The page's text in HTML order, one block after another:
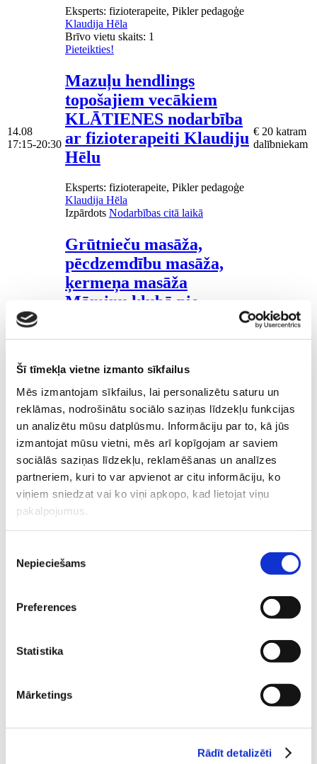
Šī tīmekļa vietne izmanto sīkfailus
Mēs izmantojam sīkfailus, lai personalizētu saturu un
reklāmas, nodrošinātu sociālo saziņas līdzekļu funkcijas
un analizētu mūsu datplūsmu. Informāciju par to, kā jūs
izmantojat mūsu vietni, mēs arī kopīgojam ar saviem
sociālās saziņas līdzekļu, reklamēšanas un analīzes
partneriem, kuri to var apvienot ar citu informāciju, ko
viņiem sniedzat vai ko viņi apkopo, kad lietojat viņu
pakalpojumus.
izvēle
Nepieciešams
Preferences
Statistika
Mārketings
Rādīt detalizēti
Eksperts: fizioterapeite, Pikler pedagoģe
Klaudija Hēla
Brīvo vietu skaits: 1
Pieteikties!
14.08
17:15-20:30
Mazuļu hendlings
topošajiem vecākiem
KLĀTIENES nodarbība
ar fizioterapeiti Klaudiju
Hēlu
Eksperts: fizioterapeite, Pikler pedagoģe
Klaudija Hēla
Izpārdots Nodarbības citā laikā
€ 20 katram
dalībniekam
17.08
10:00-17:00
Grūtnieču masāža,
pēcdzemdību masāža,
ķermeņa masāža
Māmiņu klubā pie
Olgas Gerasimenko
Eksperts : diplomēta masiere, spa-
Brīvo vietu skaits: 2
Pieteikties!
€ 25- € 100
17.08
15:00-17:00
Alerģija bērniem. Kā
pasargāt? Ko darīt? Vai
pāries? Bērnu
alergoloģes Kristinas
Amosovas lekcija
TIEŠSAISTĒ
Eksperts
Pieteikties
15:30-16:30
speciālisti Ivetu Liberti
Nodarbības citā laikā
€ 60-€ 75